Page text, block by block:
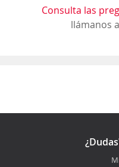
Consulta las
llámanos